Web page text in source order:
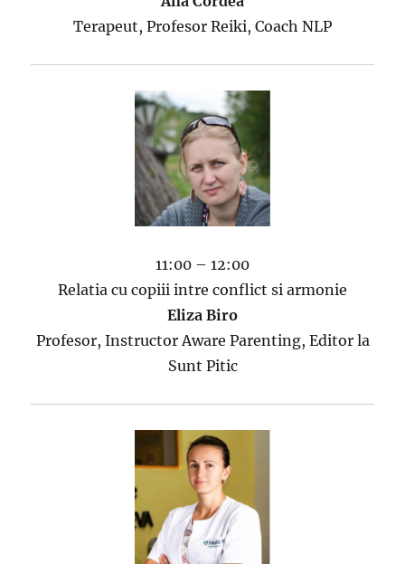
Terapeut, Profesor Reiki, Coach NLP
11:00 – 12:00
Relatia cu copiii intre conflict si armonie
Eliza Biro
Profesor, Instructor Aware Parenting, Editor la
Sunt Pitic